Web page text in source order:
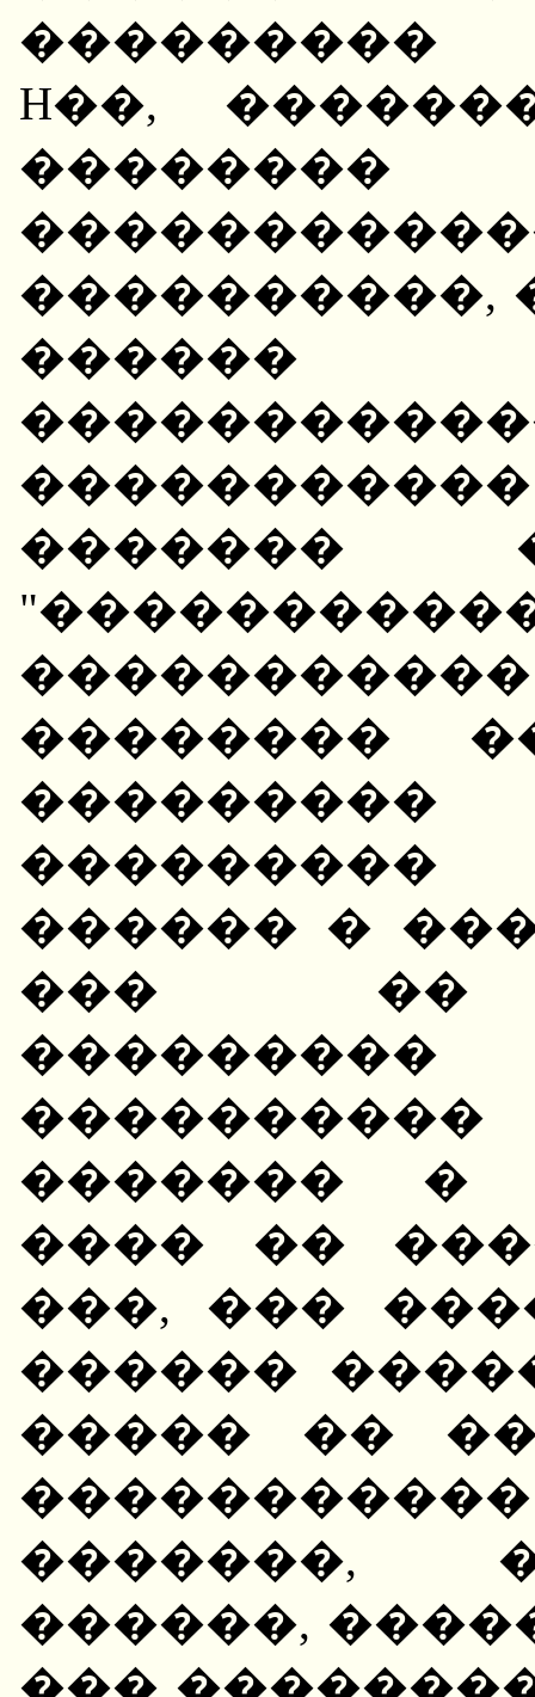
���������
H��,
����������,
������
�������
��������
������ �
��� ��
������� �
���� ��
���, ���
������
����� ��
�������,
������,
���